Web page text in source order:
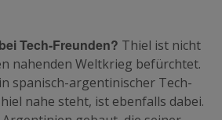
Tech-Freunden? Thiel ist nicht
nahenden Weltkrieg befürchtet.
spanisch-argentinischer Tech-
nahe steht, ist ebenfalls dabei.